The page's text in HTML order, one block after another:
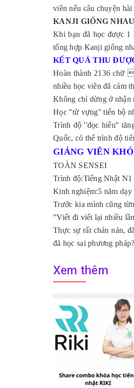
viên nếu câu chuyện
KANJI GIỐNG NHAU
Khi bạn đã học được 1
tổng hợp Kanji giống
KẾT QUẢ THU
Hoàn thành 2136 chữ
nhiều học viên đã cảm
Không chỉ dừng ở nhận
Học ''từ vựng'' tiến bộ
Trình độ ''đọc hiểu''
Quốc, có thể trình độ
GIẢNG VIÊN
TOÀN SENSEI
Trình độ:Tiếng Nhật N1
Kinh nghiệm:5 năm
Trước kia mình cũng
”Viết đi viết lại nhiều
Thực sự rất chán nản,
đã học sai phương
Xem thêm